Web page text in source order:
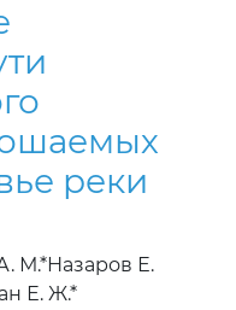
реки
М.*Назаров Е.
Е. Ж.*